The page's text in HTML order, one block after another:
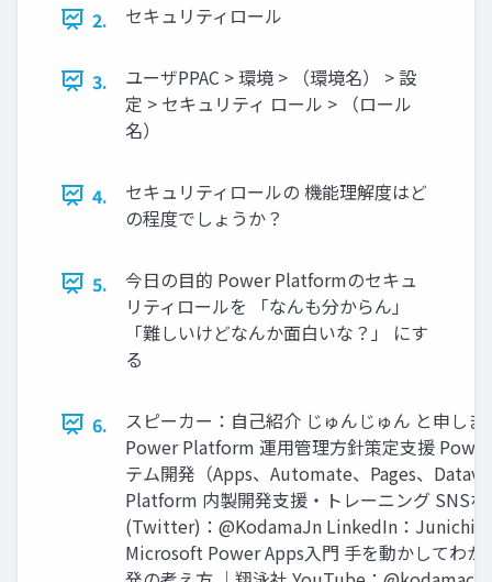
2. セキュリティロール
3.
ユーザPPAC > 環境 > （環境名） > 設
定 > セキュリティ ロール > （ロール
名）
4.
セキュリティロールの 機能理解度はど
の程度でしょうか？
5.
今日の目的 Power Platformのセキュ
リティロールを 「なんも分からん」
「難しいけどなんか面白いな？」 にす
る
6.
スピーカー：自己紹介 じゅんじゅん と申しま
Power Platform 運用管理方針策定支援
テム開発（Apps、Automate、Pages、
Platform 内製開発支援・トレーニング SNSな
(Twitter)：@KodamaJn LinkedIn：Junichi-
Microsoft Power Apps入門 手を動かしてわか